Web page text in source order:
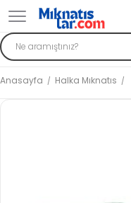
Anasayfa Halka Mıknatıs